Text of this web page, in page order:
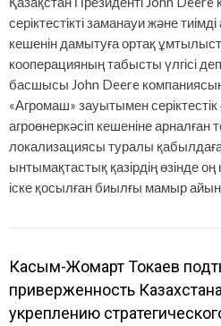
серіктестікті заманауи және
кешенін дамытуға ортақ
кооперацияның табысты үлгісі
басшысы John Deere
«Агромаш» зауытымен
агроөнеркәсіп кешеніне арналған
локализациясы туралы
ынтымақтастық қазірдің өзінде
іске қосылған биылғы мамыр
Касым-Жомарт Токаев
приверженность
укреплению